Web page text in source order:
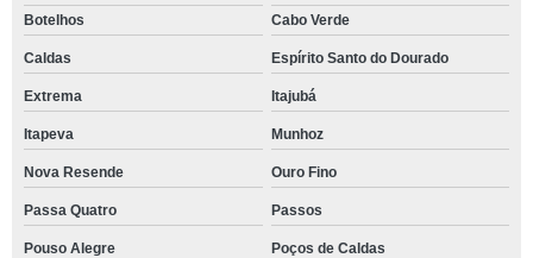
Botelhos
Cabo Verde
Caldas Espírito Santo do Dourado
Extrema Itajubá
Itapeva Munhoz
Nova Resende Ouro Fino
Passa Quatro Passos
Pouso Alegre Poços de Caldas